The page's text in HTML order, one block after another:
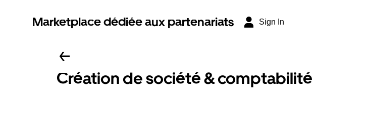
Marketplace dédiée aux partenariats Sign In
Création de société & comptabilité